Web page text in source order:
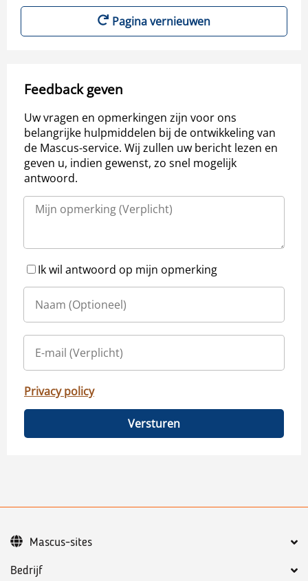
Pagina vernieuwen
Feedback geven
Uw vragen en opmerkingen zijn voor ons
belangrijke hulpmiddelen bij de ontwikkeling van
de Mascus-service. Wij zullen uw bericht lezen en
geven u, indien gewenst, zo snel mogelijk
antwoord.
Ik wil antwoord op mijn opmerking
Privacy policy
Versturen
Bedrijf
Mascus-sites